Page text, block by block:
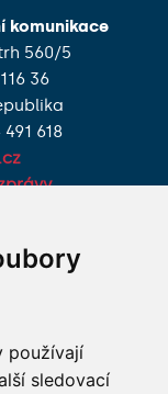
používají
sledovací
komunikace
560/5
36
618
JAK K NÁM?